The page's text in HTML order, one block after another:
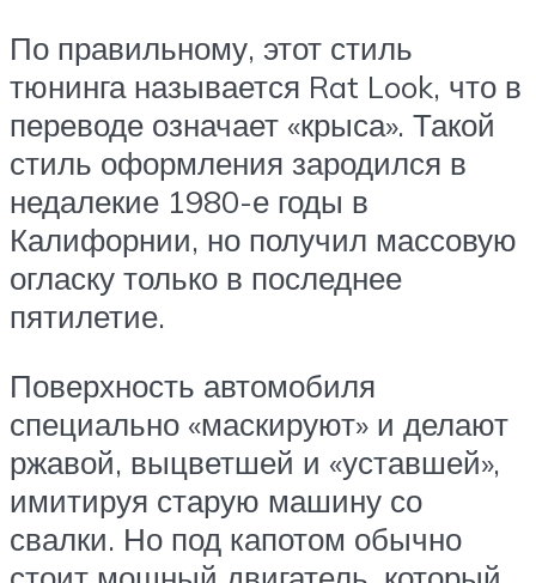
По правильному, этот стиль
тюнинга называется Rat Look, что в
переводе означает «крыса». Такой
стиль оформления зародился в
недалекие 1980-е годы в
Калифорнии, но получил массовую
огласку только в последнее
пятилетие.
Поверхность автомобиля
специально «маскируют» и делают
ржавой, выцветшей и «уставшей»,
имитируя старую машину со
свалки. Но под капотом обычно